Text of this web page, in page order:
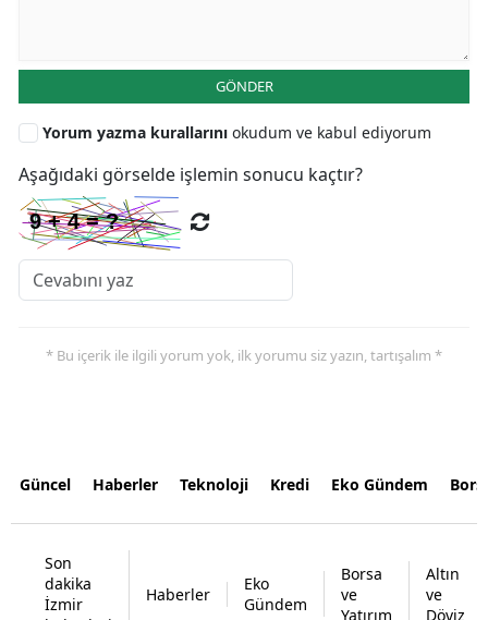
GÖNDER
Yorum yazma kurallarını okudum ve kabul ediyorum
Aşağıdaki görselde işlemin sonucu kaçtır?
* Bu içerik ile ilgili yorum yok, ilk yorumu siz yazın, tartışalım *
Güncel Haberler Teknoloji Kredi Eko Gündem
Son
dakika
İzmir
Haberler
Eko
Gündem
Borsa
ve
Yatırım
Altın
ve
Döviz